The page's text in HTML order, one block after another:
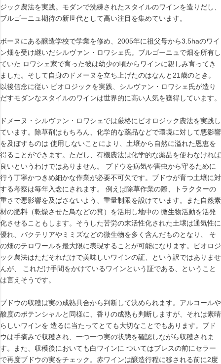
ジック農法を実践。モダンで洗練されたスタイルのワインを造りだし、
ブルゴーニュ期待の新世代として高い注目を集めています。
ボーヌにある醸造学校で学業を修め、2005年に祖父母から3.5haのワイ
ン畑を受け継いだシルヴァン・ロワシェ氏。ブルゴーニュで畑を所有し
ていた ロワシェ家で育った彼は幼少の頃からワインに親しみ育ってき
ました。そして自身のドメーヌを立ち上げたのはなんと21歳のとき。
以後信念に従い ビオロジックを実践、シルヴァン・ロワシェ氏が造り
だすモダンなスタイルのワインは世界的に高い人気を獲得しています。
ドメーヌ・シルヴァン・ロワシェでは厳格にビオロジック農法を実践し
ています。除草剤はもちろん、化学的な薬品などで環境に対して悪影響
を及ぼすものは 使用しないことにより、土壌から自然に溢れた恩恵を
得ることができます。ただし、有機農法は化学的な薬品を使わなければ
良いというわけではありません。 ブドウを病気や害虫から守るために
行う丁寧かつきめ細かな作業が必要不可欠です。ブドウが育つ土壌に対
する考察は毎年入念にされます。 例えば除草作業の際、トラクターの
重さで悪影響を及ばさないよう、重量制限を設けています。また自然素
材の肥料（乾燥させた鳥などの糞）を活用し地中の 微生物活動を活発
化させることもします。そうした苦労の末活性化された土壌は通気性に
優れ、バクテリアやミミズなどの微生物を多く含んだものとなり、 そ
の畑のテロワールを最大限に表現することが可能になります。ビオロジ
ック農法はただそれだけで美味しいワインの証、という訳ではありませ
んが、 これだけ手間をかけているワインという証である、ということ
は言えそうです。
ブドウの収穫は実の成熟具合から判断して決められます。アルコールや
酸度のポテンシャルと同様に、香りの成熟も判断しますが、それは素晴
らしいワインを 造るに当たってとても大切なことでもあります。ブド
ウは手摘みで収穫され、一つ一つ実の状態を確認しながら収穫されま
す。また、収穫後においても白ワインに ついてはブレスの前にセラー
で再度ブドウの実をチェック。赤ワインは醸造行程に移される前に2度